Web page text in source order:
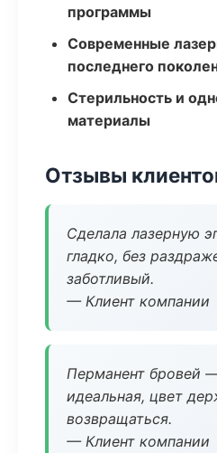
программы
Современные
последнего
Стерильность и
материалы
Отзывы
Сделала лазерную
гладко, без
заботливый.
— Клиент компании
Перманент бровей
идеальная, цвет
возвращаться.
— Клиент компании